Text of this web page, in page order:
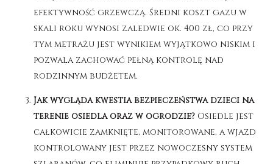
efektywność grzewczą. Średni koszt gazu w
skali roku wynosi zaledwie ok. 400 zł, co przy
tym metrażu jest wynikiem wyjątkowo niskim i
pozwala zachować pełną kontrolę nad
rodzinnym budżetem.
Jak wygląda kwestia bezpieczeństwa dzieci na
terenie osiedla oraz w ogrodzie? Osiedle jest
całkowicie zamknięte, monitorowane, a wjazd
kontrolowany jest przez nowoczesny system